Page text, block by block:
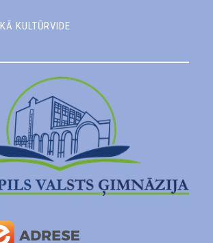
KULTŪRVIDE